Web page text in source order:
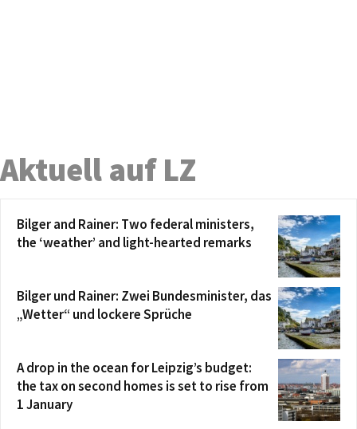
Aktuell auf LZ
Bilger and Rainer: Two federal ministers,
the ‘weather’ and light-hearted remarks
Bilger und Rainer: Zwei Bundesminister, das
„Wetter“ und lockere Sprüche
A drop in the ocean for Leipzig’s budget:
the tax on second homes is set to rise from
1 January